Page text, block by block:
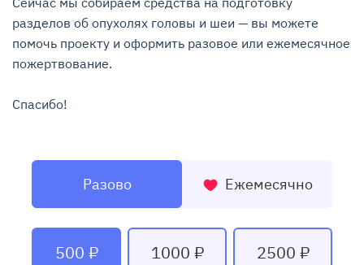
разделов об опухолях головы и шеи — вы можете
помочь проекту и оформить разовое или ежемесячное
пожертвование.
Спасибо!
Разово Ежемесячно
500 ₽ 1000 ₽ 2500 ₽